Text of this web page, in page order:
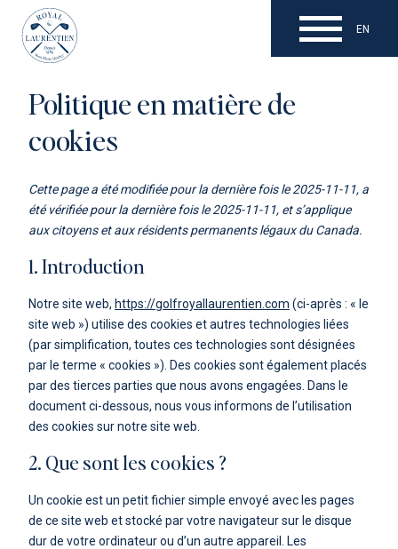
Parcours
Tarifs
Tournois
Restaurant
Chalets locatifs
Offres d'emplois
Contact
Projet résidentiel
EN
Politique en matière de
cookies
Cette page a été modifiée pour la dernière fois le 2025-11-11, a
été vérifiée pour la dernière fois le 2025-11-11, et s’applique
aux citoyens et aux résidents permanents légaux du Canada.
1. Introduction
Notre site web, https://golfroyallaurentien.com (ci-après : « le
site web ») utilise des cookies et autres technologies liées
(par simplification, toutes ces technologies sont désignées
par le terme « cookies »). Des cookies sont également placés
par des tierces parties que nous avons engagées. Dans le
document ci-dessous, nous vous informons de l’utilisation
des cookies sur notre site web.
2. Que sont les cookies ?
Un cookie est un petit fichier simple envoyé avec les pages
de ce site web et stocké par votre navigateur sur le disque
dur de votre ordinateur ou d’un autre appareil. Les